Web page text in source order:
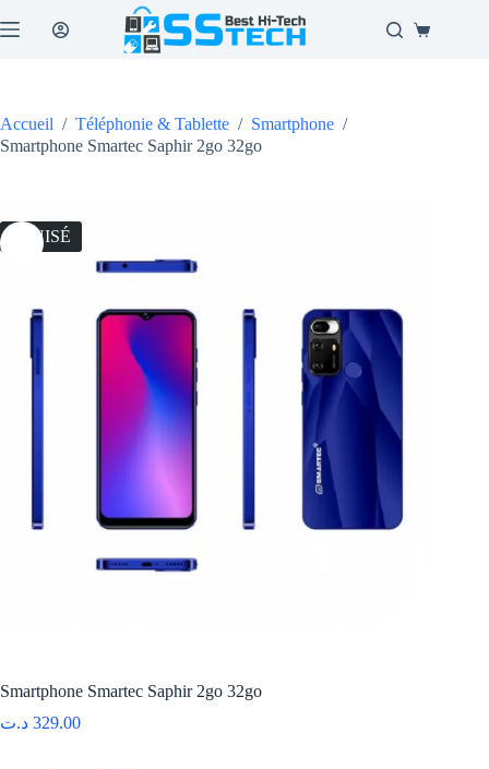
au
Panier
Accueil / Téléphonie & Tablette / Smartphone /
Smartphone Smartec Saphir 2go 32go
ÉPUISÉ
Smartphone Smartec Saphir 2go 32go
329.00 د.ت